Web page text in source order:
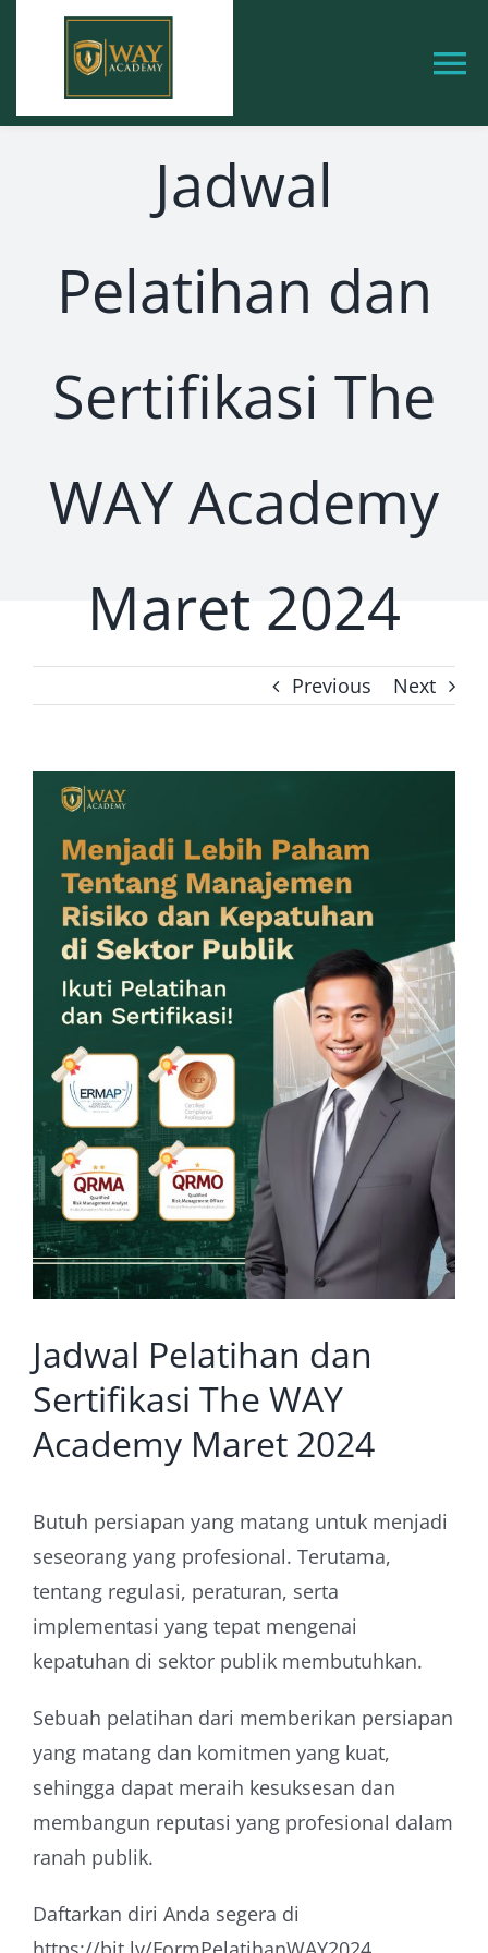
Tentang Kami
Layanan
Prosiding
Kontak Kami
Jadwal
Pelatihan dan
Sertifikasi The
WAY Academy
Maret 2024
Previous Next
View
Larger
Image
Jadwal Pelatihan dan
Sertifikasi The WAY
Academy Maret 2024
Butuh persiapan yang matang untuk menjadi
seseorang yang profesional. Terutama,
tentang regulasi, peraturan, serta
implementasi yang tepat mengenai
kepatuhan di sektor publik membutuhkan.
Sebuah pelatihan dari memberikan persiapan
yang matang dan komitmen yang kuat,
sehingga dapat meraih kesuksesan dan
membangun reputasi yang profesional dalam
ranah publik.
Daftarkan diri Anda segera di